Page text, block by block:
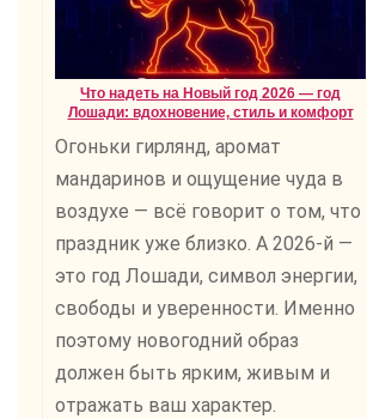
Что надеть на Новый год 2026 — год
Лошади: вдохновение, стиль и комфорт
Огоньки гирлянд, аромат
мандаринов и ощущение чуда в
воздухе — всё говорит о том, что
праздник уже близко. А 2026-й —
это год Лошади, символ энергии,
свободы и уверенности. Именно
поэтому новогодний образ
должен быть ярким, живым и
отражать ваш характер.